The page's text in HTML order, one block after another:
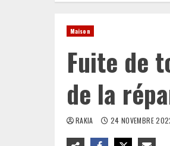
Maison
Fuite de
de la
RAKIA 24 NOVEMBRE